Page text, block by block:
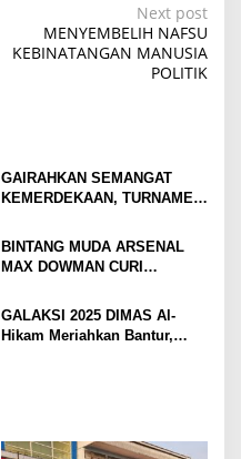
Next post
MENYEMBELIH NAFSU
KEBINATANGAN MANUSIA
POLITIK
GAIRAHKAN SEMANGAT
KEMERDEKAAN, TURNAMEN
MOJOKERTO RAYA RESMI
BERGULIR
BINTANG MUDA ARSENAL
MAX DOWMAN CURI
PRAMUSIM ASIA
GALAKSI 2025 DIMAS Al-
Hikam Meriahkan Bantur,